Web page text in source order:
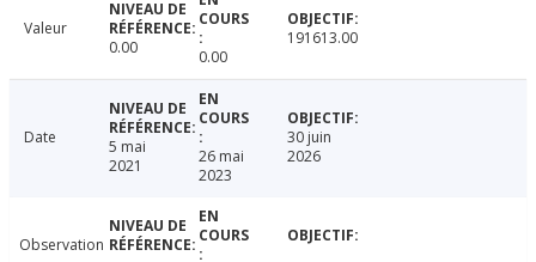
Valeur
0.00
0.00
191613.00
Date
5 mai
2021
26 mai
2023
30 juin
2026
Observation